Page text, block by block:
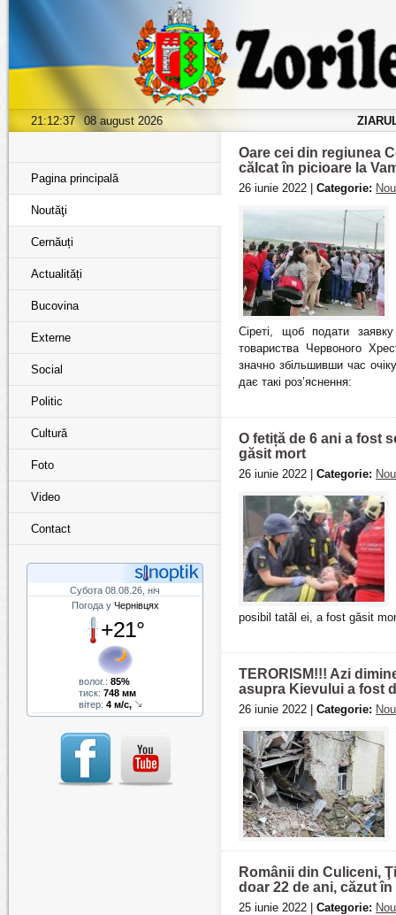
21:12:39 08 august 2026
Pagina principală
Noutăţi
Cernăuți
Actualități
Bucovina
Externe
Social
Politic
Cultură
Foto
Video
Contact
Субота 08.08.26, ніч
Погода у Чернівцях
+21°
волог.: 85%
тиск: 748 мм
вітер: 4 м/с,
Oare cei din regiunea
călcat în picioare la
26 iunie 2022 | Categorie:
Сіреті, щоб подати
товариства Червоного
значно збільшивши час
дає такі роз’яснення:
O fetiță de 6 ani a fost
găsit mort
26 iunie 2022 | Categorie:
posibil tatăl ei, a fost găsit
TERORISM!!! Azi
asupra Kievului a fost
26 iunie 2022 | Categorie:
Românii din Culiceni,
doar 22 de ani, căzut
25 iunie 2022 | Categorie: